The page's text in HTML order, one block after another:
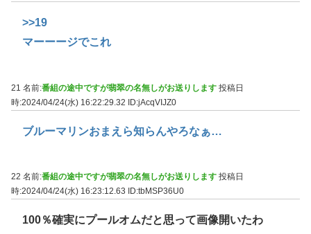
>>19
マーーージでこれ
21 名前:番組の途中ですが翡翠の名無しがお送りします 投稿日
時:2024/04/24(水) 16:22:29.32 ID:jAcqVIJZ0
ブルーマリンおまえら知らんやろなぁ…
22 名前:番組の途中ですが翡翠の名無しがお送りします 投稿日
時:2024/04/24(水) 16:23:12.63
ID:tbMSP36U0
100％確実にプールオムだと思って画像開いたわ